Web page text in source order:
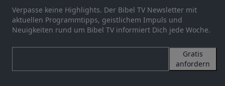
Verpasse keine Highlights. Der Bibel TV Newsletter mit
aktuellen Programmtipps, geistlichem Impuls und
Neuigkeiten rund um Bibel TV informiert Dich jede Woche.
Gratis
anfordern